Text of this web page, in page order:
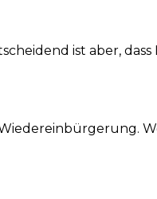
ist aber,